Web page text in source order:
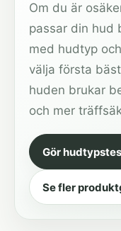
Om du är
passar din hud
med hudtyp
välja första
huden brukar
och mer
Gör
Se fler